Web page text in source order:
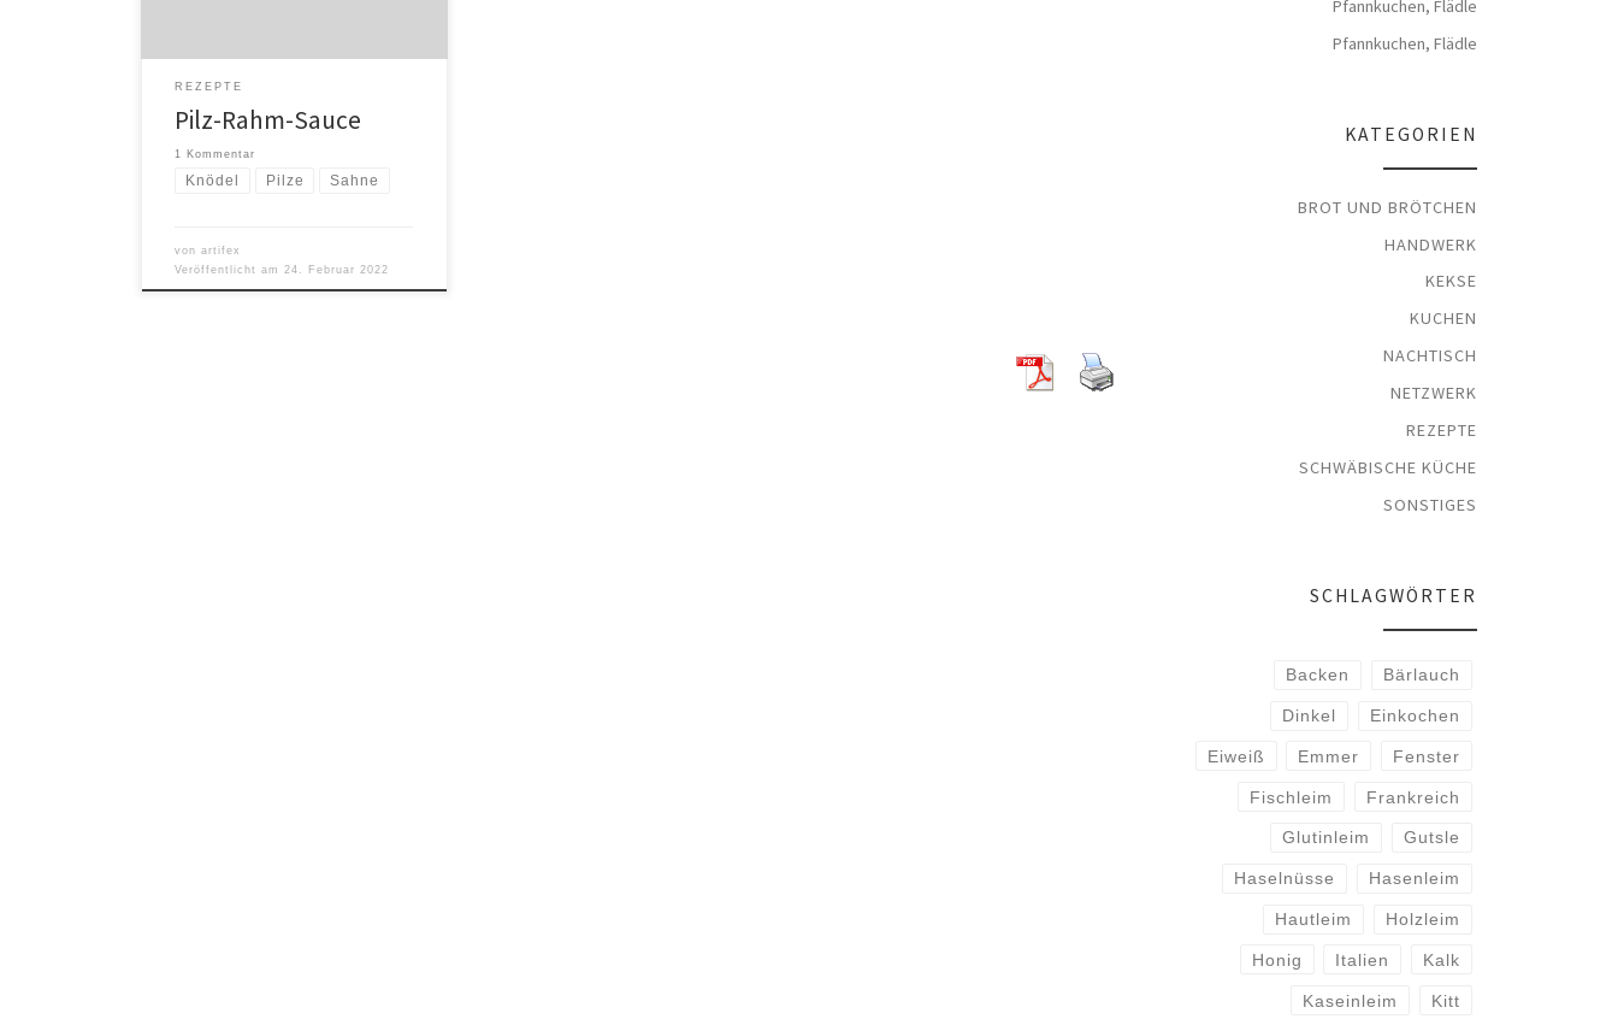
Pfanne erhitzen und die Pilze
dazugeben. […]
REZEPTE
Pilz-Rahm-Sauce
1 Kommentar
Knödel Pilze Sahne
vonartifex
Veröffentlicht am24. Februar 2022
Pfannkuchen, Flädle
Pfannkuchen, Flädle
KATEGORIEN
BROT UND BRÖTCHEN
HANDWERK
KEKSE
KUCHEN
NACHTISCH
NETZWERK
REZEPTE
SCHWÄBISCHE KÜCHE
SONSTIGES
SCHLAGWÖRTER
Backen Bärlauch
Dinkel Einkochen
Eiweiß Emmer Fenster
Fischleim Frankreich
Glutinleim Gutsle
Haselnüsse Hasenleim
Hautleim Holzleim
Honig Italien Kalk
Kaseinleim Kitt